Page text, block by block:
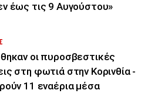
έως τις 9 Αυγούστου»
οι πυροσβεστικές
στη φωτιά στην Κορινθία -
11 εναέρια μέσα